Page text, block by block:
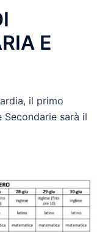
E
il primo
sarà il